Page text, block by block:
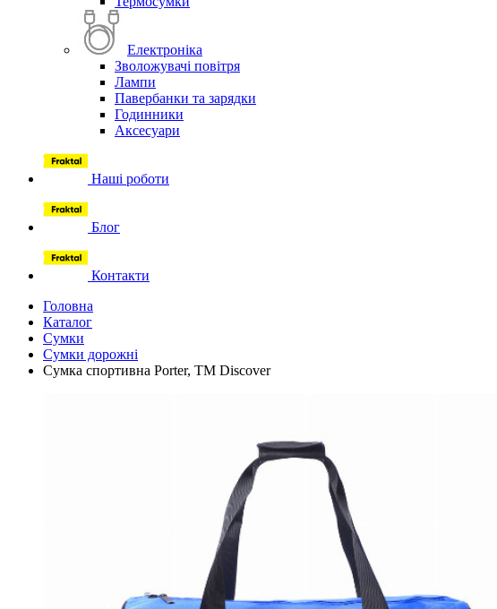
Електроніка
Зволожувачі повітря
Лампи
Павербанки та зарядки
Годинники
Аксесуари
Наші роботи
Блог
Контакти
Головна
Каталог
Сумки
Сумки дорожні
Сумка спортивна Porter, ТМ Discover